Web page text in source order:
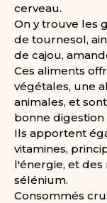
cerveau.
On y trouve les
de tournesol,
de cajou,
Ces aliments
végétales, une
animales, et
bonne
Ils apportent
vitamines,
l'énergie, et
sélénium.
Consommés